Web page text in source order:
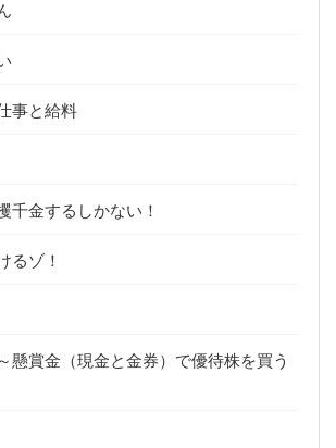
事と給料
千金するしかない！
るゾ！
懸賞金（現金と金券）で優待株を買う